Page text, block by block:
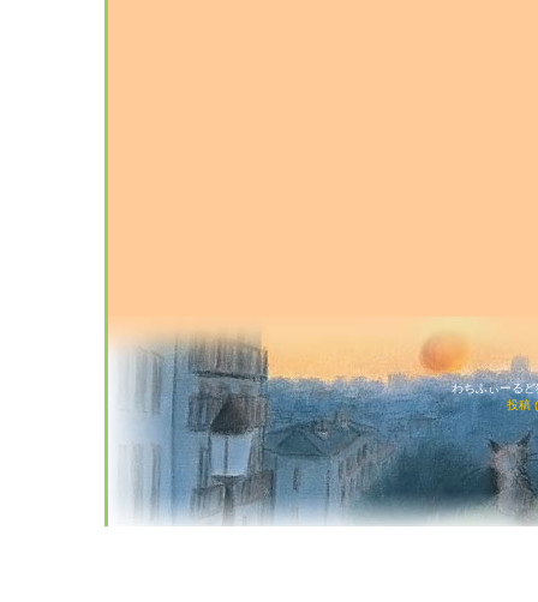
わちふぃーる
投稿